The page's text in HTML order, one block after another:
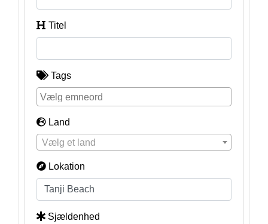
Titel
Tags
Land
Vælg et land
Lokation
Sjældenhed